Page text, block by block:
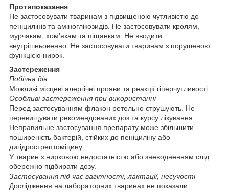
Протипоказання
Не застосовувати тваринам з підвищеною чутливістю до
пеніцилінів та аміноглікозидів. Не застосовувати кролям,
мурчакам, хом’якам та піщанкам. Не вводити
внутрішньовенно. Не застосовувати тваринам з порушеною
функцією нирок.
Застереження
Побічна дія
Можливі місцеві алергічні прояви та реакції гіперчутливості.
Особливі застереження при використанні
Перед застосуванням флакон ретельно струшують. Не
перевищувати рекомендованих доз та курсу лікування.
Неправильне застосування препарату може збільшити
поширеність бактерій, стійких до пеніциліну або
дигідрострептоміцину.
У тварин з нирковою недостатністю або зневодненням слід
обережно підбирати дозу.
Застосування під час вагітності, лактації, несучості
Дослідження на лабораторних тваринах не показали